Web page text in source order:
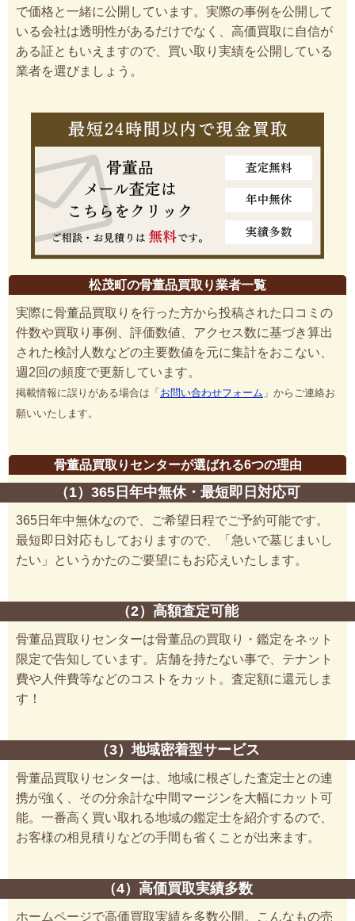
で価格と一緒に公開しています。実際の事例を公開して
いる会社は透明性があるだけでなく、高価買取に自信が
ある証ともいえますので、買い取り実績を公開している
業者を選びましょう。
松茂町の骨董品買取り業者一覧
実際に骨董品買取りを行った方から投稿された口コミの
件数や買取り事例、評価数値、アクセス数に基づき算出
された検討人数などの主要数値を元に集計をおこない、
週2回の頻度で更新しています。
掲載情報に誤りがある場合は「 お問い合わせフォーム 」からご連絡お
願いいたします。
骨董品買取りセンターが選ばれる6つの理由
（1）365日年中無休・最短即日対応可
365日年中無休なので、ご希望日程でご予約可能です。
最短即日対応もしておりますので、「急いで墓じまいし
たい」というかたのご要望にもお応えいたします。
（2）高額査定可能
骨董品買取りセンターは骨董品の買取り・鑑定をネット
限定で告知しています。店舗を持たない事で、テナント
費や人件費等などのコストをカット。査定額に還元しま
す！
（3）地域密着型サービス
骨董品買取りセンターは、地域に根ざした査定士との連
携が強く、その分余計な中間マージンを大幅にカット可
能。一番高く買い取れる地域の鑑定士を紹介するので、
お客様の相見積りなどの手間も省くことが出来ます。
（4）高価買取実績多数
ホームページで高価買取実績を多数公開。こんなもの売